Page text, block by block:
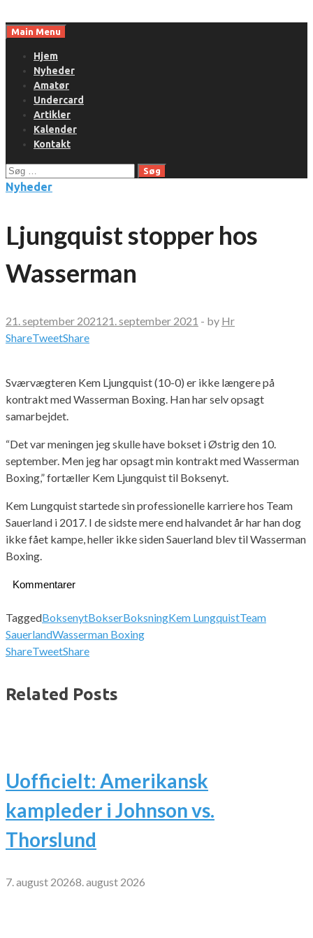
toMain Menu
Hjem
Nyheder
Amatør
Undercard
Artikler
Kalender
Kontakt
Søg
efter:
Nyheder
Ljungquist stopper hos
Wasserman
21. september 2021 21. september 2021 - by Hr
ShareTweetShare
Sværvægteren Kem Ljungquist (10-0) er ikke længere på
kontrakt med Wasserman Boxing. Han har selv opsagt
samarbejdet.
“Det var meningen jeg skulle have bokset i Østrig den 10.
september. Men jeg har opsagt min kontrakt med Wasserman
Boxing,” fortæller Kem Ljungquist til Boksenyt.
Kem Lungquist startede sin professionelle karriere hos Team
Sauerland i 2017. I de sidste mere end halvandet år har han dog
ikke fået kampe, heller ikke siden Sauerland blev til Wasserman
Boxing.
Kommentarer
TaggedBoksenytBokserBoksningKem LungquistTeam
SauerlandWasserman Boxing
ShareTweetShare
Related Posts
Uofficielt: Amerikansk
kampleder i Johnson vs.
Thorslund
7. august 20268. august 2026